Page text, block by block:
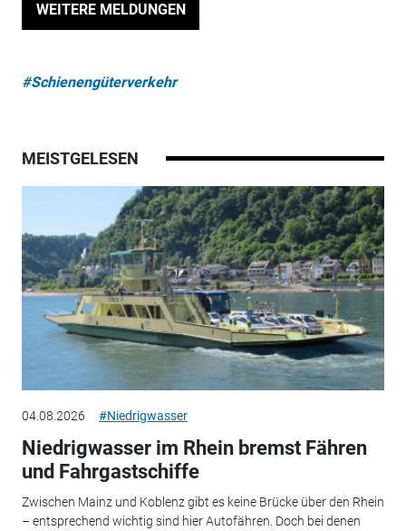
WEITERE MELDUNGEN
#Schienengüterverkehr
MEISTGELESEN
04.08.2026 #Niedrigwasser
Niedrigwasser im Rhein bremst Fähren
und Fahrgastschiffe
Zwischen Mainz und Koblenz gibt es keine Brücke über den Rhein
– entsprechend wichtig sind hier Autofähren. Doch bei denen